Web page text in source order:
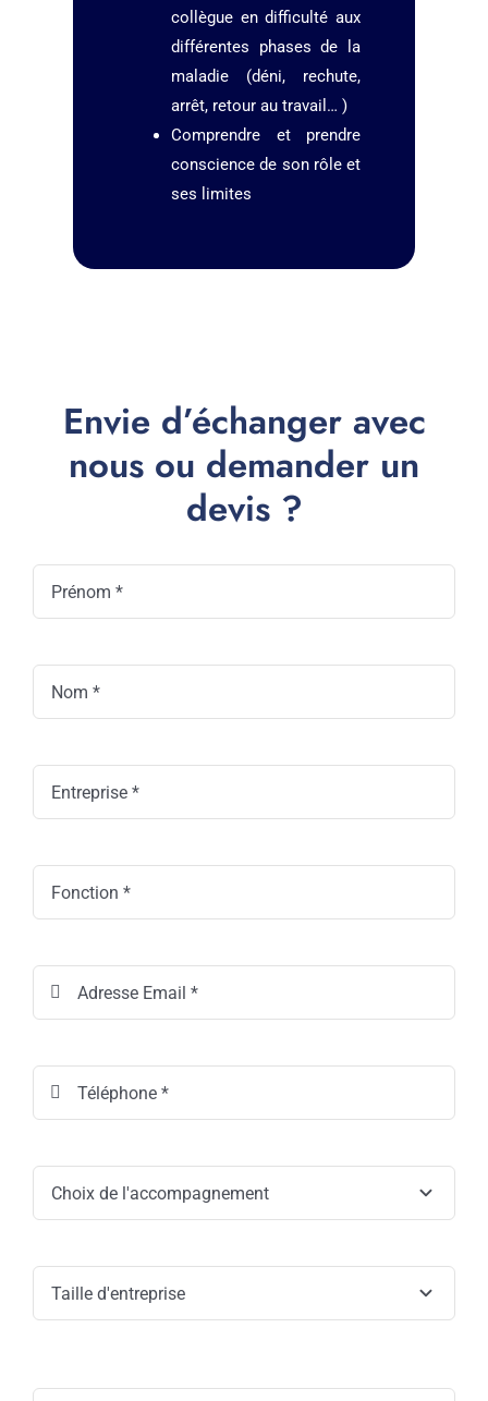
collègue en difficulté aux
différentes phases de la
maladie (déni, rechute,
arrêt, retour au travail… )
Comprendre et prendre
conscience de son rôle et
ses limites
Envie d’échanger avec
nous ou demander un
devis ?